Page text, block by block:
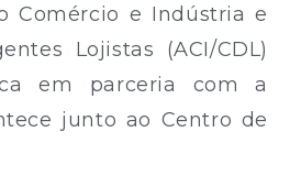
Comércio e Indústria e
Lojistas (ACI/CDL)
em parceria com a
junto ao Centro de